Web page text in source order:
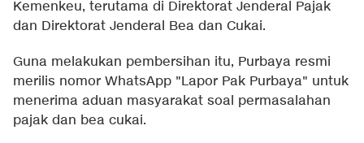
Kemenkeu, terutama di Direktorat Jenderal Pajak
dan Direktorat Jenderal Bea dan Cukai.
Guna melakukan pembersihan itu, Purbaya resmi
merilis nomor WhatsApp "Lapor Pak Purbaya" untuk
menerima aduan masyarakat soal permasalahan
pajak dan bea cukai.